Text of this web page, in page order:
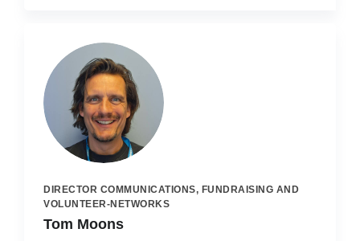
DIRECTOR COMMUNICATIONS, FUNDRAISING AND
VOLUNTEER-NETWORKS
Tom Moons